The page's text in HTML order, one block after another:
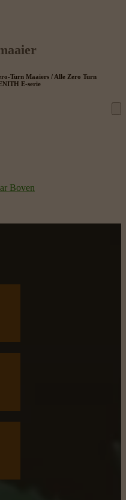
Turn Maaiers / Alle Zero Turn
E-serie
Boven